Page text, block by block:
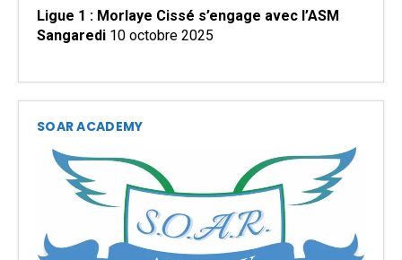
Ligue 1 : Morlaye Cissé s’engage avec l’ASM
Sangaredi 10 octobre 2025
SOAR ACADEMY